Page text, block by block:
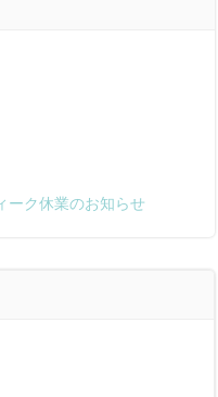
ーク休業のお知らせ